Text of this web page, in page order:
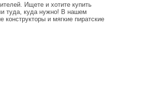
Ищете и хотите купить
туда, куда нужно! В нашем
конструкторы и мягкие пиратские